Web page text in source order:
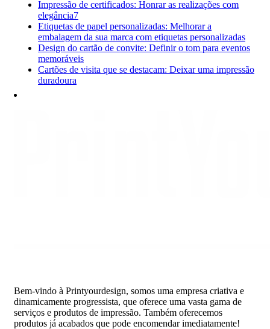
Impressão de certificados: Honrar as realizações com
elegância7
Etiquetas de papel personalizadas: Melhorar a
embalagem da sua marca com etiquetas personalizadas
Design do cartão de convite: Definir o tom para eventos
memoráveis
Cartões de visita que se destacam: Deixar uma impressão
duradoura
Bem-vindo à Printyourdesign, somos uma empresa criativa e
dinamicamente progressista, que oferece uma vasta gama de
serviços e produtos de impressão. Também oferecemos
produtos já acabados que pode encomendar imediatamente!